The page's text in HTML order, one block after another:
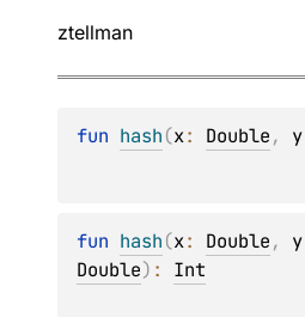
ztellman
fun hash(x: Double, y
fun hash(x: Double, y
Double) : Int